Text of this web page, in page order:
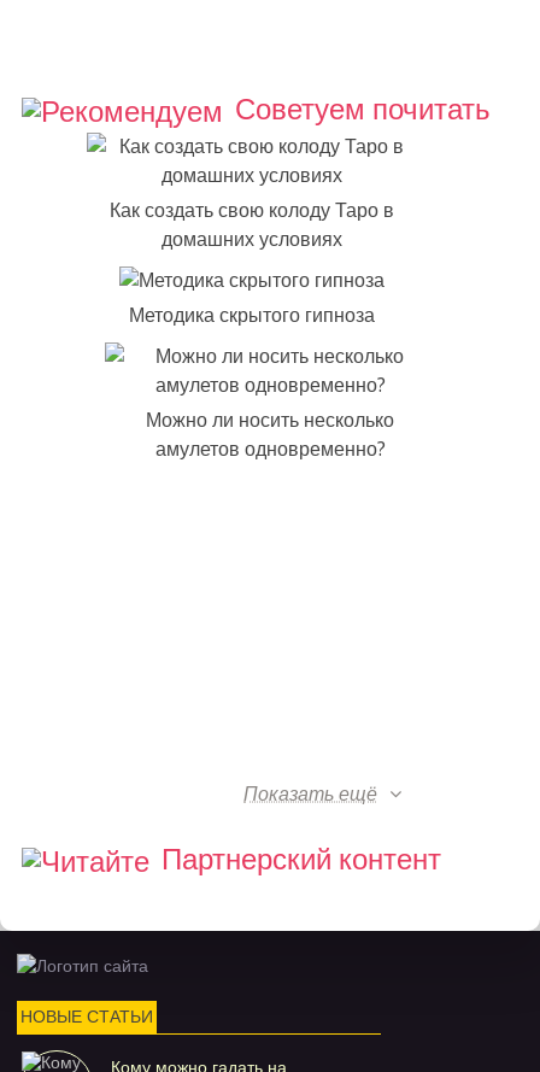
Советуем почитать
Как создать свою колоду Таро в
домашних условиях
Методика скрытого гипноза
Можно ли носить несколько
амулетов одновременно?
Показать ещё
Партнерский контент
НОВЫЕ СТАТЬИ
Кому можно гадать на